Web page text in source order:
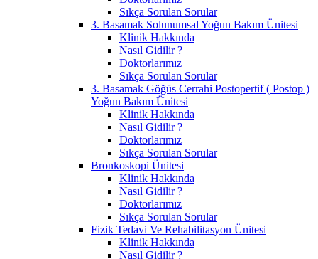
Sıkça Sorulan Sorular
3. Basamak Solunumsal Yoğun Bakım Ünitesi
Klinik Hakkında
Nasıl Gidilir ?
Doktorlarımız
Sıkça Sorulan Sorular
3. Basamak Göğüs Cerrahi Postopertif ( Postop )
Yoğun Bakım Ünitesi
Klinik Hakkında
Nasıl Gidilir ?
Doktorlarımız
Sıkça Sorulan Sorular
Bronkoskopi Ünitesi
Klinik Hakkında
Nasıl Gidilir ?
Doktorlarımız
Sıkça Sorulan Sorular
Fizik Tedavi Ve Rehabilitasyon Ünitesi
Klinik Hakkında
Nasıl Gidilir ?